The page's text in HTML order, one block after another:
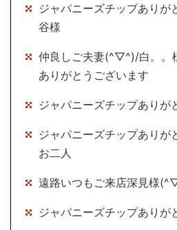
ジャパニーズチップありが
谷様
仲良しご夫妻(^▽^)/白。。
ありがとうございます
ジャパニーズチップありが
ジャパニーズチップありが
お二人
遠路いつもご来店深見様
ジャパニーズチップありが